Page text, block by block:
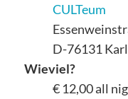
CULTeum
D-76131
Wieviel?
€ 12,00 all